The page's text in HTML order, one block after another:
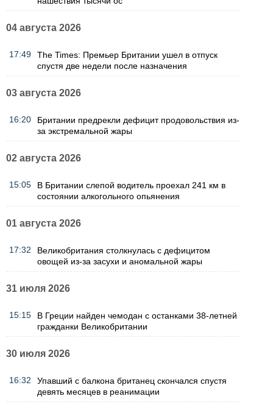
04 августа 2026
17:49
The Times: Премьер Британии ушел в отпуск
спустя две недели после назначения
03 августа 2026
16:20
Британии предрекли дефицит продовольствия из-
за экстремальной жары
02 августа 2026
15:05
В Британии слепой водитель проехал 241 км в
состоянии алкогольного опьянения
01 августа 2026
17:32
Великобритания столкнулась с дефицитом
овощей из-за засухи и аномальной жары
31 июля 2026
15:15
В Греции найден чемодан с останками 38-летней
гражданки Великобритании
30 июля 2026
16:32
Упавший с балкона британец скончался спустя
девять месяцев в реанимации